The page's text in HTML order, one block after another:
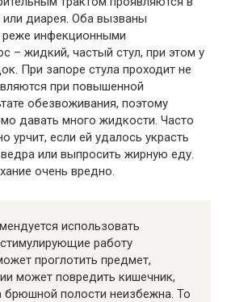
диарея. Оба вызваны
реже инфекционными
– жидкий, частый стул, при этом у
При запоре стула проходит не
при повышенной
обезвоживания, поэтому
давать много жидкости. Часто
урчит, если ей удалось украсть
или выпросить жирную еду.
очень вредно.
использовать
работу
проглотить предмет,
может повредить кишечник,
брюшной полости неизбежна. То